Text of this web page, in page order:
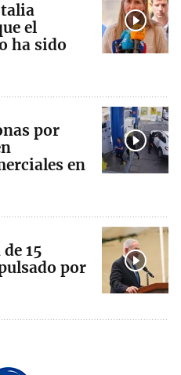
el
ha sido
por
en
15
por